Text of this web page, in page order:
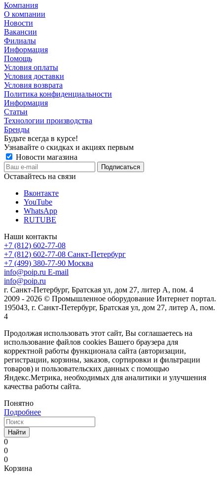
Компания
О компании
Новости
Вакансии
Филиалы
Информация
Помощь
Условия оплаты
Условия доставки
Условия возврата
Политика конфиденциальности
Информация
Статьи
Технологии производства
Бренды
Будьте всегда в курсе!
Узнавайте о скидках и акциях первым
Новости магазина
Оставайтесь на связи
Вконтакте
YouTube
WhatsApp
RUTUBE
Наши контакты
+7 (812) 602-77-08
+7 (812) 602-77-08 Санкт-Петербург
+7 (499) 380-77-90 Москва
info@poip.ru E-mail
info@poip.ru
г. Санкт-Петербург, Братская ул, дом 27, литер А, пом. 4
2009 - 2026 © Промышленное оборудование Интернет портал.
195043, г. Санкт-Петербург, Братская ул, дом 27, литер А, пом.
4
Продолжая использовать этот сайт, Вы соглашаетесь на
использование файлов cookies Вашего браузера для
корректной работы функционала сайта (авторизации,
регистрации, корзины, заказов, сортировки и фильтрации
товаров) и пользовательских данных с помощью
Яндекс.Метрика, необходимых для аналитики и улучшения
качества работы сайта.
Понятно
Подробнее
Найти
0
0
0
Корзина